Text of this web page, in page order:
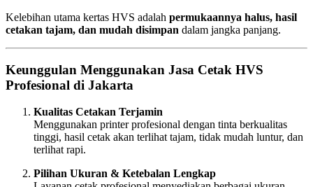
Kelebihan utama kertas HVS adalah permukaannya halus, hasil
cetakan tajam, dan mudah disimpan dalam jangka panjang.
Keunggulan Menggunakan Jasa Cetak HVS
Profesional di Jakarta
Kualitas Cetakan Terjamin
Menggunakan printer profesional dengan tinta berkualitas
tinggi, hasil cetak akan terlihat tajam, tidak mudah luntur, dan
terlihat rapi.
Pilihan Ukuran & Ketebalan Lengkap